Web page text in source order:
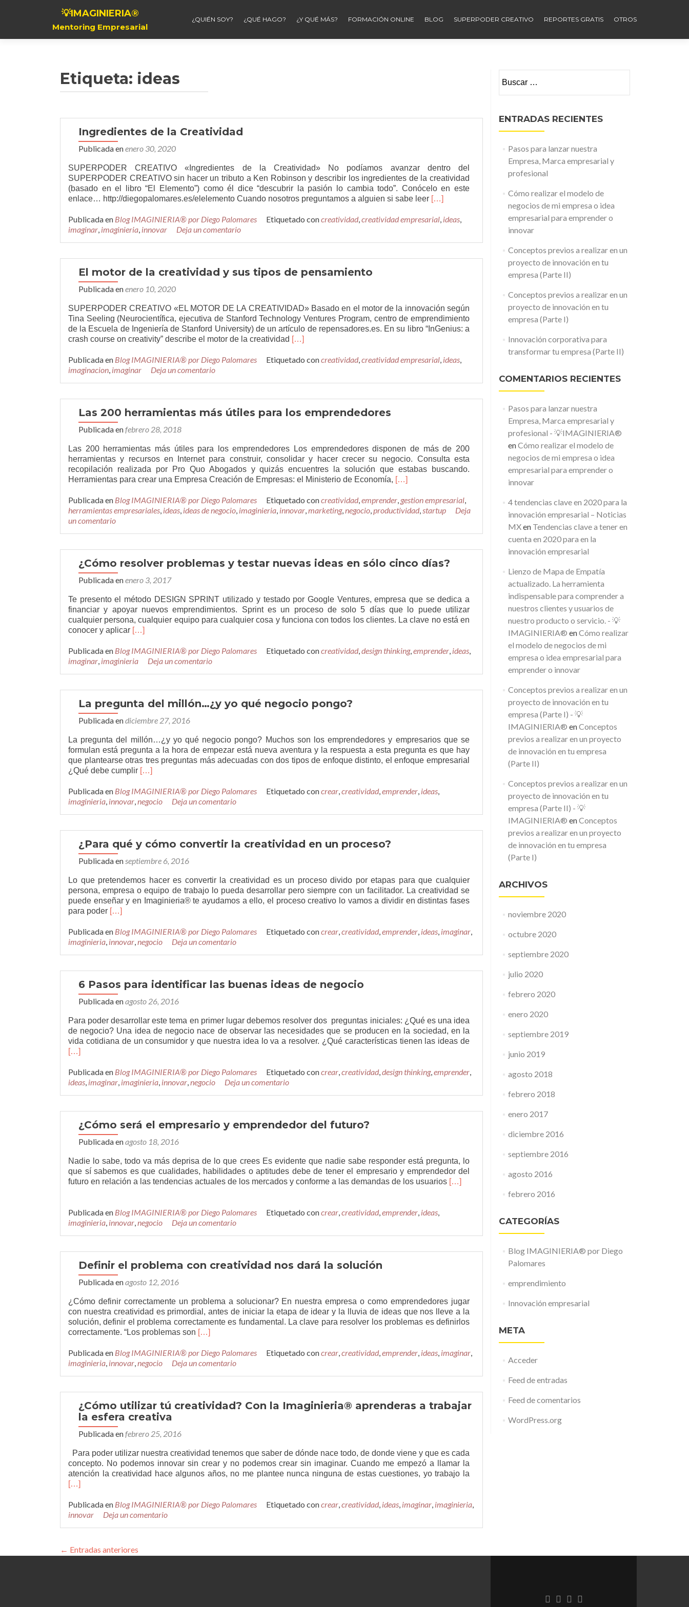
💡IMAGINIERIA®
Mentoring Empresarial
¿QUIÉN SOY? ¿QUÉ HAGO? ¿Y QUÉ MÁS? FORMACIÓN ONLINE BLOG SUPERPODER CREATIVO REPORTES GRATIS OTROS
Etiqueta: ideas
Ingredientes de la Creatividad
Publicada enenero 30, 2020
SUPERPODER CREATIVO «Ingredientes de la Creatividad» No podíamos avanzar dentro del
SUPERPODER CREATIVO sin hacer un tributo a Ken Robinson y describir los ingredientes de la creatividad
(basado en el libro “El Elemento”) como él dice “descubrir la pasión lo cambia todo”. Conócelo en este
enlace… http://diegopalomares.es/elelemento Cuando nosotros preguntamos a alguien si sabe leer Leer
de
[…]
Publicada en Blog IMAGINIERIA® por Diego Palomares Etiquetado concreatividad,creatividad empresarial, ideas,
imaginar, imaginieria, innovar Deja un comentario
El motor de la creatividad y sus tipos de pensamiento
Publicada enenero 10, 2020
SUPERPODER CREATIVO «EL MOTOR DE LA CREATIVIDAD» Basado en el motor de la innovación según
Tina Seeling (Neurocientífica, ejecutiva de Stanford Technology Ventures Program, centro de emprendimiento
de la Escuela de Ingeniería de Stanford University) de un artículo de repensadores.es. En su libro “InGenius: a
crash course on creativity” describe el motor de la creatividad Leer
motor
y
sus
[…]
Publicada en Blog IMAGINIERIA® por Diego Palomares Etiquetado concreatividad,creatividad empresarial, ideas,
imaginacion, imaginar Deja un comentario
Las 200 herramientas más útiles para los emprendedores
Publicada enfebrero 28, 2018
Las 200 herramientas más útiles para los emprendedores Los emprendedores disponen de más de 200
herramientas y recursos en Internet para construir, consolidar y hacer crecer su negocio. Consulta esta
recopilación realizada por Pro Quo Abogados y quizás encuentres la solución que estabas buscando.
Herramientas para crear una Empresa Creación de Empresas: el Ministerio de Economía, Leer
200
herramientas
los
emprendedores
[…]
Publicada en Blog IMAGINIERIA® por Diego Palomares Etiquetado concreatividad,emprender, gestion empresarial,
herramientas empresariales, ideas, ideas de negocio, imaginieria, innovar,marketing,negocio,productividad,startup
Deja
un comentario
¿Cómo resolver problemas y testar nuevas ideas en sólo cinco días?
Publicada enenero 3, 2017
Te presento el método DESIGN SPRINT utilizado y testado por Google Ventures, empresa que se dedica a
financiar y apoyar nuevos emprendimientos. Sprint es un proceso de solo 5 días que lo puede utilizar
cualquier persona, cualquier equipo para cualquier cosa y funciona con todos los clientes. La clave no está en
conocer y aplicar Leer
resolver
problemas
nuevas
ideas
sólo
días?
[…]
Publicada en Blog IMAGINIERIA® por Diego Palomares Etiquetado concreatividad,design thinking,emprender, ideas,
imaginar, imaginieria Deja un comentario
La pregunta del millón…¿y yo qué negocio pongo?
Publicada endiciembre 27, 2016
La pregunta del millón…¿y yo qué negocio pongo? Muchos son los emprendedores y empresarios que se
formulan está pregunta a la hora de empezar está nueva aventura y la respuesta a esta pregunta es que hay
que plantearse otras tres preguntas más adecuadas con dos tipos de enfoque distinto, el enfoque empresarial
¿Qué debe cumplir Leer
pregunta
del
yo
qué
pongo?
[…]
Publicada en Blog IMAGINIERIA® por Diego Palomares Etiquetado concrear,creatividad,emprender, ideas,
imaginieria, innovar,negocio Deja un comentario
¿Para qué y cómo convertir la creatividad en un proceso?
Publicada enseptiembre 6, 2016
Lo que pretendemos hacer es convertir la creatividad es un proceso divido por etapas para que cualquier
persona, empresa o equipo de trabajo lo pueda desarrollar pero siempre con un facilitador. La creatividad se
puede enseñar y en Imaginieria® te ayudamos a ello, el proceso creativo lo vamos a dividir en distintas fases
para poder Leer
qué
y
la
creatividad
en
un
[…]
Publicada en Blog IMAGINIERIA® por Diego Palomares Etiquetado concrear,creatividad,emprender, ideas, imaginar,
imaginieria, innovar,negocio Deja un comentario
6 Pasos para identificar las buenas ideas de negocio
Publicada enagosto 26, 2016
Para poder desarrollar este tema en primer lugar debemos resolver dos preguntas iniciales: ¿Qué es una idea
de negocio? Una idea de negocio nace de observar las necesidades que se producen en la sociedad, en la
vida cotidiana de un consumidor y que nuestra idea lo va a resolver. ¿Qué características tienen las ideas deLeer
para
ideas
[…]
Publicada en Blog IMAGINIERIA® por Diego Palomares Etiquetado concrear,creatividad,design thinking,emprender,
ideas, imaginar, imaginieria, innovar,negocio Deja un comentario
¿Cómo será el empresario y emprendedor del futuro?
Publicada enagosto 18, 2016
Nadie lo sabe, todo va más deprisa de lo que crees Es evidente que nadie sabe responder está pregunta, lo
que sí sabemos es que cualidades, habilidades o aptitudes debe de tener el empresario y emprendedor del
futuro en relación a las tendencias actuales de los mercados y conforme a las demandas de los usuarios Leer
del
[…]
Publicada en Blog IMAGINIERIA® por Diego Palomares Etiquetado concrear,creatividad,emprender, ideas,
imaginieria, innovar,negocio Deja un comentario
Definir el problema con creatividad nos dará la solución
Publicada enagosto 12, 2016
¿Cómo definir correctamente un problema a solucionar? En nuestra empresa o como emprendedores jugar
con nuestra creatividad es primordial, antes de iniciar la etapa de idear y la lluvia de ideas que nos lleve a la
solución, definir el problema correctamente es fundamental. La clave para resolver los problemas es definirlos
correctamente. “Los problemas son Leer
el
problema
nos
dará
[…]
Publicada en Blog IMAGINIERIA® por Diego Palomares Etiquetado concrear,creatividad,emprender, ideas, imaginar,
imaginieria, innovar,negocio Deja un comentario
¿Cómo utilizar tú creatividad? Con la Imaginieria® aprenderas a trabajar
la esfera creativa
Publicada enfebrero 25, 2016
Para poder utilizar nuestra creatividad tenemos que saber de dónde nace todo, de donde viene y que es cada
concepto. No podemos innovar sin crear y no podemos crear sin imaginar. Cuando me empezó a llamar la
atención la creatividad hace algunos años, no me plantee nunca ninguna de estas cuestiones, yo trabajo la
tú
aprenderas
[…]
Publicada en Blog IMAGINIERIA® por Diego Palomares Etiquetado concrear,creatividad, ideas, imaginar, imaginieria,
innovar
Deja un comentario
Navegación de entradas
← Entradas anteriores
ENTRADAS RECIENTES
Pasos para lanzar nuestra
Empresa, Marca empresarial y
profesional
Cómo realizar el modelo de
negocios de mi empresa o idea
empresarial para emprender o
innovar
Conceptos previos a realizar en un
proyecto de innovación en tu
empresa (Parte II)
Conceptos previos a realizar en un
proyecto de innovación en tu
empresa (Parte I)
Innovación corporativa para
transformar tu empresa (Parte II)
COMENTARIOS RECIENTES
Pasos para lanzar nuestra
Empresa, Marca empresarial y
profesional - 💡IMAGINIERIA®
enCómo realizar el modelo de
negocios de mi empresa o idea
empresarial para emprender o
innovar
4 tendencias clave en 2020 para la
innovación empresarial – Noticias
MXen Tendencias clave a tener en
cuenta en 2020 para en la
innovación empresarial
Lienzo de Mapa de Empatía
actualizado. La herramienta
indispensable para comprender a
nuestros clientes y usuarios de
nuestro producto o servicio. - 💡
IMAGINIERIA® enCómo realizar
el modelo de negocios de mi
empresa o idea empresarial para
emprender o innovar
Conceptos previos a realizar en un
proyecto de innovación en tu
empresa (Parte I) - 💡
IMAGINIERIA® enConceptos
previos a realizar en un proyecto
de innovación en tu empresa
(Parte II)
Conceptos previos a realizar en un
proyecto de innovación en tu
empresa (Parte II) - 💡
IMAGINIERIA® enConceptos
previos a realizar en un proyecto
de innovación en tu empresa
(Parte I)
ARCHIVOS
noviembre 2020
octubre 2020
septiembre 2020
julio 2020
febrero 2020
enero 2020
septiembre 2019
junio 2019
agosto 2018
febrero 2018
enero 2017
diciembre 2016
septiembre 2016
agosto 2016
febrero 2016
CATEGORÍAS
Blog IMAGINIERIA® por Diego
Palomares
emprendimiento
Innovación empresarial
META
Acceder
Feed de entradas
Feed de comentarios
WordPress.org
EnlaceEnlace
EnlaceEnlace